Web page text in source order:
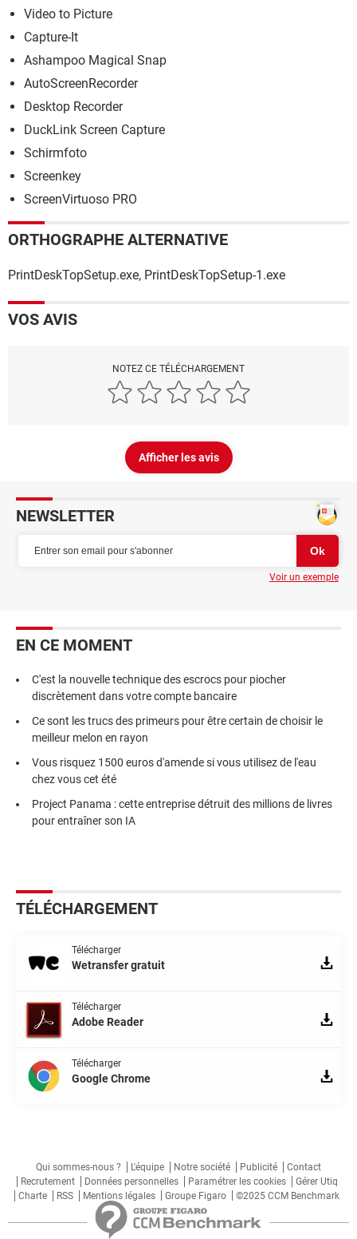
Video to Picture
Capture-It
Ashampoo Magical Snap
AutoScreenRecorder
Desktop Recorder
DuckLink Screen Capture
Schirmfoto
Screenkey
ScreenVirtuoso PRO
ORTHOGRAPHE ALTERNATIVE
PrintDeskTopSetup.exe, PrintDeskTopSetup-1.exe
VOS AVIS
NOTEZ CE TÉLÉCHARGEMENT
Afficher les avis
NEWSLETTER
Voir un exemple
EN CE MOMENT
C'est la nouvelle technique des escrocs pour piocher
discrètement dans votre compte bancaire
Ce sont les trucs des primeurs pour être certain de choisir le
meilleur melon en rayon
Vous risquez 1500 euros d'amende si vous utilisez de l'eau
chez vous cet été
Project Panama : cette entreprise détruit des millions de livres
pour entraîner son IA
TÉLÉCHARGEMENT
Télécharger
Wetransfer gratuit
Télécharger
Adobe Reader
Télécharger
Google Chrome
Qui sommes-nous ? L'équipe Notre société Publicité
Contact
Recrutement
Données personnelles Paramétrer les cookies
Gérer Utiq
Charte
RSS Mentions légales Groupe Figaro ©2025 CCM Benchmark